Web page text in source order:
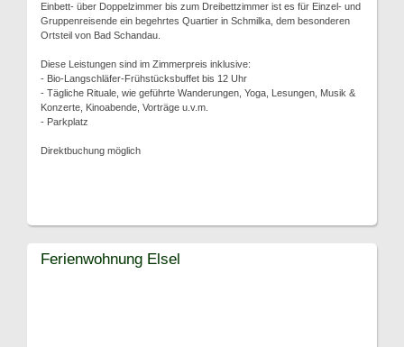
Einbett- über Doppelzimmer bis zum Dreibettzimmer ist es für Einzel- und
Gruppenreisende ein begehrtes Quartier in Schmilka, dem besonderen
Ortsteil von Bad Schandau.
Diese Leistungen sind im Zimmerpreis inklusive:
- Bio-Langschläfer-Frühstücksbuffet bis 12 Uhr
- Tägliche Rituale, wie geführte Wanderungen, Yoga, Lesungen, Musik &
Konzerte, Kinoabende, Vorträge u.v.m.
- Parkplatz
Direktbuchung möglich
Ferienwohnung Elsel